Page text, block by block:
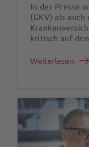
In der Presse
(GKV) als
kritisch auf
Weiterlesen